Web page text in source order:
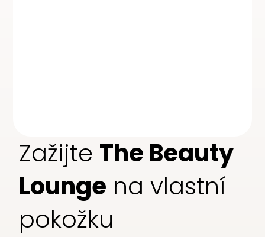
Zažijte The Beauty
Lounge​ na vlastní
pokožku